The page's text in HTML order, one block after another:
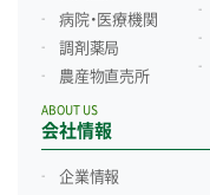
病院・医療機関
調剤薬局
農産物直売所
会社情報
ABOUT US
企業情報